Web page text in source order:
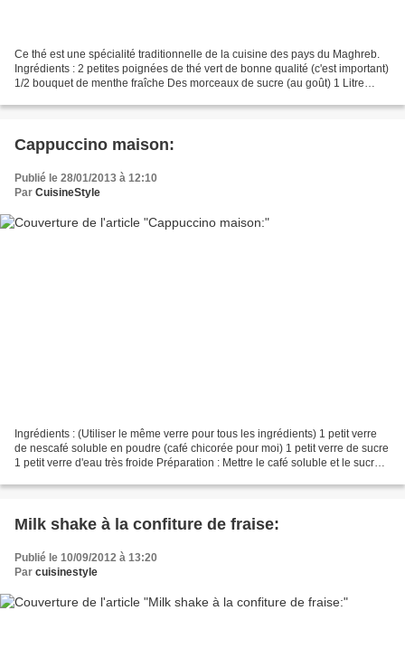
Ce thé est une spécialité traditionnelle de la cuisine des pays du Maghreb.
Ingrédients : 2 petites poignées de thé vert de bonne qualité (c'est important)
1/2 bouquet de menthe fraîche Des morceaux de sucre (au goût) 1 Litre
Cappuccino maison:
Publié le 28/01/2013 à 12:10
Par CuisineStyle
Ingrédients : (Utiliser le même verre pour tous les ingrédients) 1 petit verre
de nescafé soluble en poudre (café chicorée pour moi) 1 petit verre de sucre
1 petit verre d'eau très froide Préparation : Mettre le café soluble et le sucre
Milk shake à la confiture de fraise:
Publié le 10/09/2012 à 13:20
Par cuisinestyle